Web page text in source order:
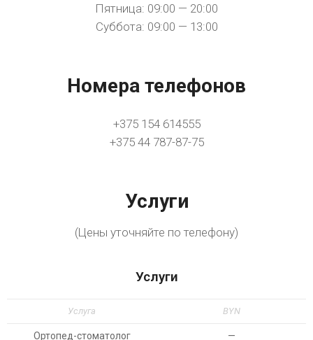
Пятница: 09:00 — 20:00
Суббота: 09:00 — 13:00
Номера телефонов
+375 154 614555
+375 44 787-87-75
Услуги
(Цены уточняйте по телефону)
Услуги
Услуга BYN
Ортопед-стоматолог —